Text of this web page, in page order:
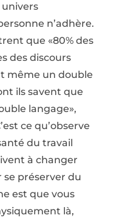
n’adhère.
que «80% des
des discours
même un double
ils savent que
langage»,
ce qu’observe
du travail
à changer
se préserver du
est que vous
là,